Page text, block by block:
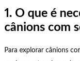
1. O que é
cânions com
Para explorar cânions